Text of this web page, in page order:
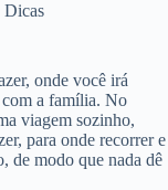
Dicas
onde você irá
a família. No
viagem sozinho,
para onde recorrer e
de modo que nada dê